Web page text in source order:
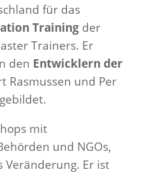
für das
Trainingder
Trainers. Er
den Entwicklern der
Rasmussen und Per
mit
und NGOs,
Veränderung. Er ist